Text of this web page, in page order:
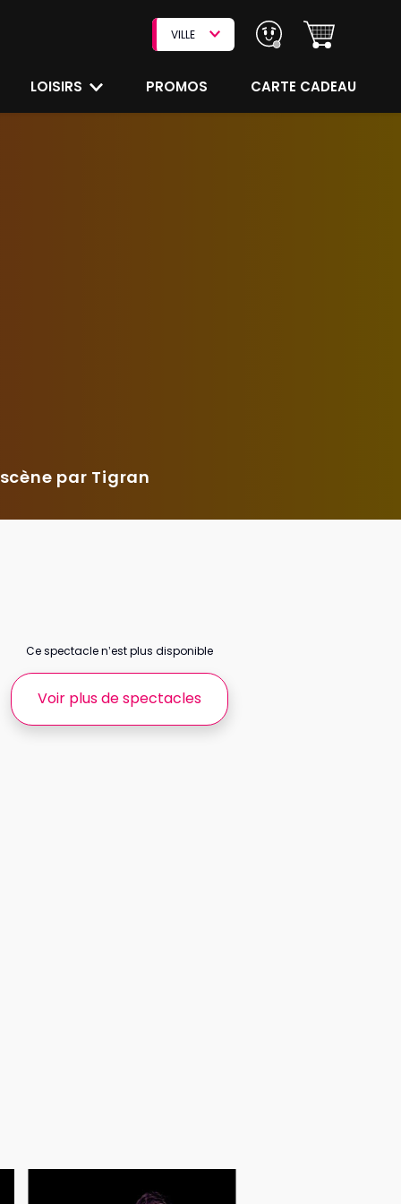
VILLE
LOISIRS PROMOS CARTE CADEAU
par Tigran
Ce spectacle n’est plus disponible
Voir plus de spectacles